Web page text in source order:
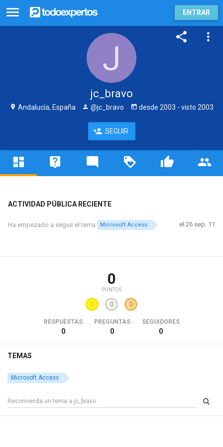
ENTRAR
jc_bravo
Andalucía, España @jc_bravo desde 2003 - visto 2003
SEGUIR
ACTIVIDAD PÚBLICA RECIENTE
Ha empezado a seguir el tema Microsoft Access el 26 sep. 11
0
PUNTOS
0 0 0
RESPUESTAS
0
PREGUNTAS
0
SEGUIDORES
0
TEMAS
Microsoft Access